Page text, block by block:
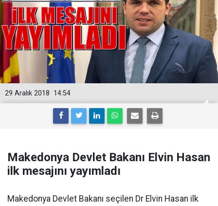
14:54
29 Aralık 2018
Makedonya Devlet Bakanı Elvin Hasan
ilk mesajını yayımladı
Makedonya Devlet Bakanı seçilen Dr Elvin Hasan ilk